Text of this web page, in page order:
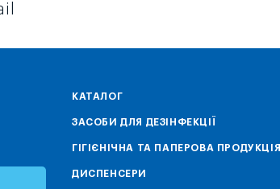
КАТАЛОГ
ЗАСОБИ ДЛЯ ДЕЗІНФЕКЦІЇ
ГІГІЄНІЧНА ТА ПАПЕРОВА ПРОДУКЦІЯ
ДИСПЕНСЕРИ